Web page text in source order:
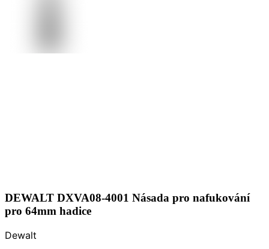
DEWALT DXVA08-4001 Násada pro nafukování
pro 64mm hadice
Dewalt